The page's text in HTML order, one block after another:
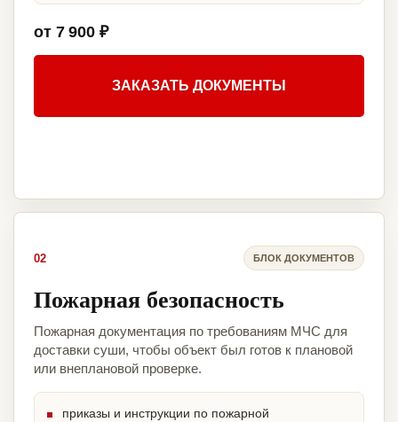
от 7 900 ₽
ЗАКАЗАТЬ ДОКУМЕНТЫ
02 БЛОК ДОКУМЕНТОВ
Пожарная безопасность
Пожарная документация по требованиям МЧС для
доставки суши, чтобы объект был готов к плановой
или внеплановой проверке.
приказы и инструкции по пожарной